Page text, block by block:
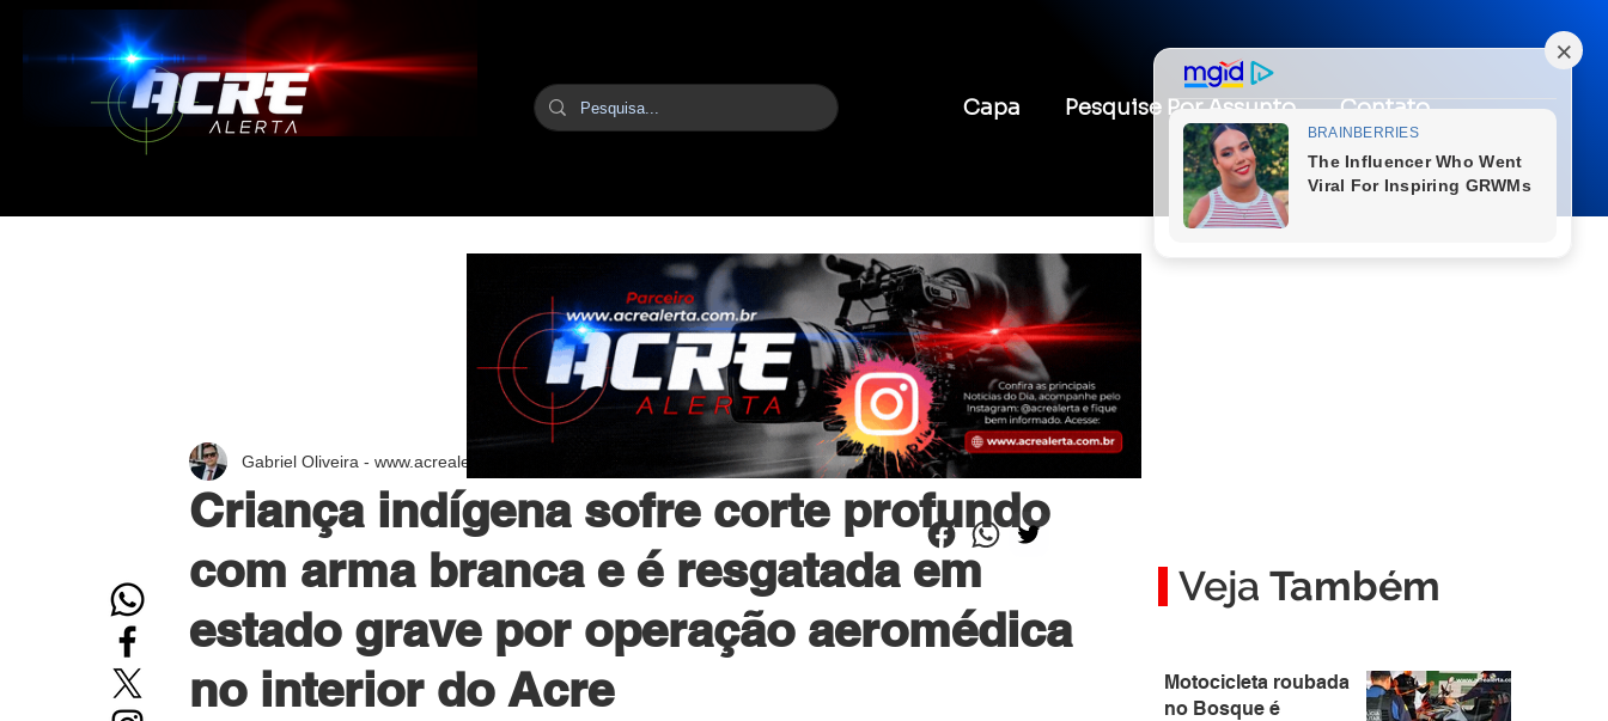
Capa Pesquise Por Assunto Contato
Criança indígena sofre corte profundo
com arma branca e é resgatada em
estado grave por operação aeromédica
no interior do Acre
Gabriel Oliveira - www.acrealerta.com.br 20 de mar. 1 min de leitura
Motocicleta roubada
no Bosque é
Veja Também